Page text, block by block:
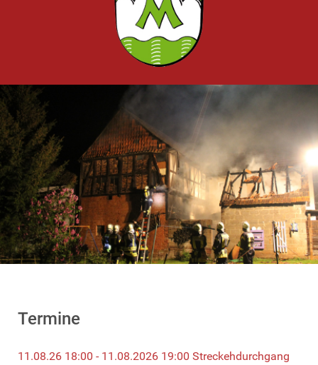
Termine
11.08.26 18:00 - 11.08.2026 19:00 Streckehdurchgang